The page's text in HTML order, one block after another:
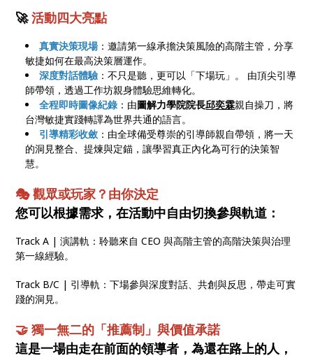
🚀活動四大亮點
真實決策現場：邀請第一線承擔決策風險的高階主管，分享
敏捷如何在最高決策層運作。
深度對話體驗 ：不只是聽，更可以「下場玩」。 由頂尖引導
師帶領，透過工作坊親身體驗思維轉化。
全程即時圖像紀錄 ：由圖解力學院院長邱奕霖親自操刀，將
台灣敏捷實踐轉譯為世界共通的語言。
引導精彩收斂 ：由全球備受尊崇的引導師親自帶領，將一天
的洞見整合、提煉與定錨，讓學習真正內化為可行的決策智
慧。
🎭 觀眾或玩家？由你決定
您可以根據需求，在活動中自由切換參與軌道：
Track A | 演講軌：聆聽來自 CEO 與高階主管的高階決策與治理
第一線經驗。
Track B/C | 引導軌：下場參與深度對話、共創與反思，帶走可實
踐的洞見。
🤝 獨一無二的「推薦制」與價值承諾
這是一場由走在前面的領導者，為還在路上的人，